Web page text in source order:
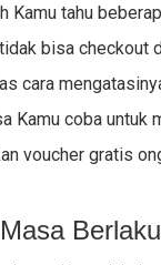
Kamu tahu
bisa checkout
cara
Kamu coba untuk
voucher gratis